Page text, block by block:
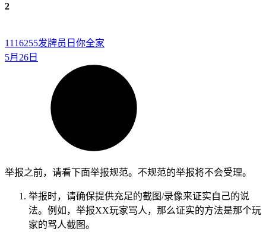
2
1116255发牌员日你全家
5月26日
举报之前，请看下面举报规范。不规范的举报将不会受理。
举报时，请确保提供充足的截图/录像来证实自己的说
法。例如，举报XX玩家骂人，那么证实的方法是那个玩
家的骂人截图。